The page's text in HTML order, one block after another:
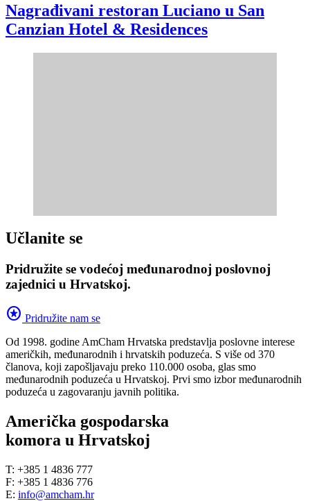
Nagrađivani restoran Luciano u San
Canzian Hotel & Residences
Učlanite se
Pridružite se vodećoj međunarodnoj poslovnoj
zajednici u Hrvatskoj.
stars Pridružite nam se
Od 1998. godine AmCham Hrvatska predstavlja poslovne interese
američkih, međunarodnih i hrvatskih poduzeća. S više od 370
članova, koji zapošljavaju preko 110.000 osoba, glas smo
međunarodnih poduzeća u Hrvatskoj. Prvi smo izbor međunarodnih
poduzeća u zagovaranju javnih politika.
Američka gospodarska
komora u Hrvatskoj
T: +385 1 4836 777
F: +385 1 4836 776
E: info@amcham.hr